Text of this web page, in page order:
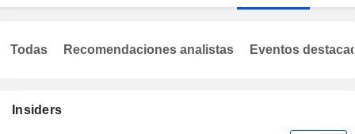
Insiders
Todas Recomendaciones analistas Eventos